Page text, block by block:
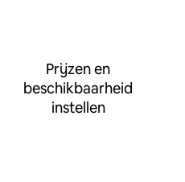
Prijzen en
beschikbaarheid
instellen